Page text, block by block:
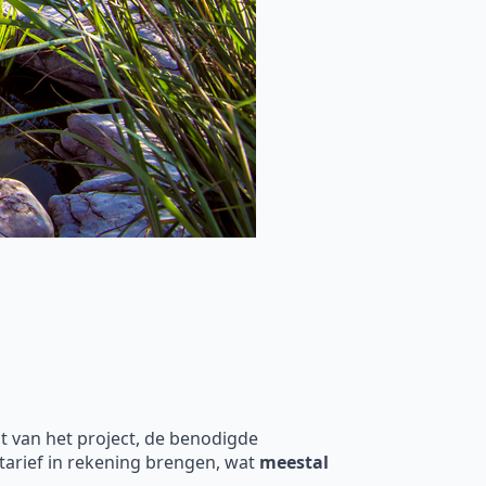
van het project, de benodigde
in rekening brengen, wat meestal